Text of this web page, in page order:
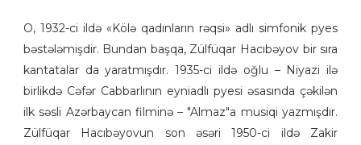
O, 1932-ci ildə «Kölə qadınların rəqsi» adlı simfonik pyes
bəstələmişdir. Bundan başqa, Zülfüqar Hacıbəyov bir sıra
kantatalar da yaratmışdır. 1935-ci ildə oğlu – Niyazi ilə
birlikdə Cəfər Cabbarlının eyniadlı pyesi əsasında çəkilən
ilk səsli Azərbaycan filminə – "Almaz"a musiqi yazmışdır.
Zülfüqar Hacıbəyovun son əsəri 1950-ci ildə Zakir